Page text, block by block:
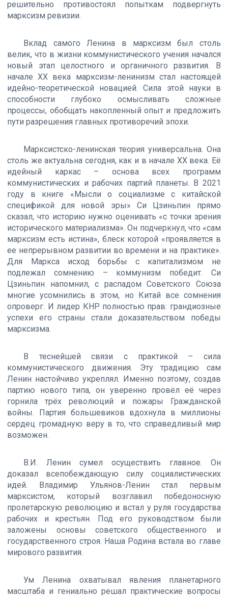
решительно противостоял попыткам подвергнуть
марксизм ревизии.
Вклад самого Ленина в марксизм был столь
велик, что в жизни коммунистического учения начался
новый этап целостного и органичного развития. В
начале XX века марксизм-ленинизм стал настоящей
идейно-теоретической новацией. Сила этой науки в
способности глубоко осмысливать сложные
процессы, обобщать накопленный опыт и предложить
пути разрешения главных противоречий эпохи.
Марксистско-ленинская теория универсальна. Она
столь же актуальна сегодня, как и в начале XX века. Её
идейный каркас – основа всех программ
коммунистических и рабочих партий планеты. В 2021
году в книге «Мысли о социализме с китайской
спецификой для новой эры» Си Цзиньпин прямо
сказал, что историю нужно оценивать «с точки зрения
исторического материализма». Он подчеркнул, что «сам
марксизм есть истина», блеск которой «проявляется в
ее непрерывном развитии во времени и на практике».
Для Маркса исход борьбы с капитализмом не
подлежал сомнению – коммунизм победит. Си
Цзиньпин напомнил, с распадом Советского Союза
многие усомнились в этом, но Китай все сомнения
опроверг. И лидер КНР полностью прав: грандиозные
успехи его страны стали доказательством победы
марксизма.
В теснейшей связи с практикой – сила
коммунистического движения. Эту традицию сам
Ленин настойчиво укреплял. Именно поэтому, создав
партию нового типа, он уверенно провёл её через
горнила трёх революций и пожары Гражданской
войны. Партия большевиков вдохнула в миллионы
сердец громадную веру в то, что справедливый мир
возможен.
В.И. Ленин сумел осуществить главное. Он
доказал всепобеждающую силу социалистических
идей. Владимир Ульянов-Ленин стал первым
марксистом, который возглавил победоносную
пролетарскую революцию и встал у руля государства
рабочих и крестьян. Под его руководством были
заложены основы советского общественного и
государственного строя. Наша Родина встала во главе
мирового развития.
Ум Ленина охватывал явления планетарного
масштаба и гениально решал практические вопросы